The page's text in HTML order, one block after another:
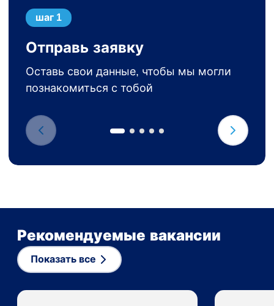
шаг 1
Отправь заявку
Оставь свои данные, чтобы мы могли
познакомиться с тобой
Рекомендуемые вакансии
Показать все